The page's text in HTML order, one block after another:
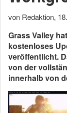
von Redaktion,
Grass Valley
kostenloses
veröffentlicht.
von der
innerhalb von